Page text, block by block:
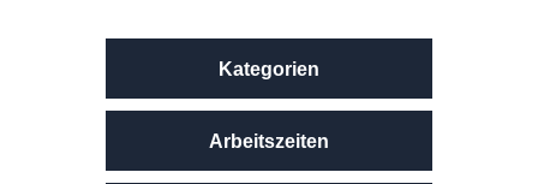
Kategorien
Arbeitszeiten